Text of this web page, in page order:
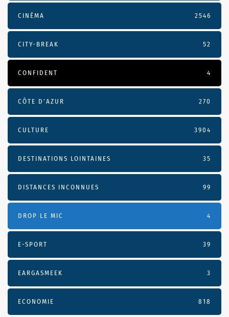
CINÉMA 2546
CITY-BREAK 52
CONFIDENT 4
CÔTE D’AZUR 270
CULTURE 3904
DESTINATIONS LOINTAINES 35
DISTANCES INCONNUES 99
DROP LE MIC 4
E-SPORT 39
EARGASMEEK 3
ECONOMIE 818